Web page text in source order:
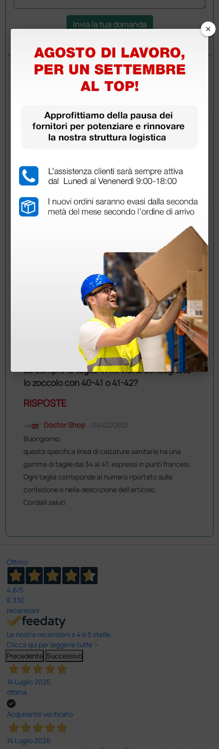
Invia la tua domanda
DOMANDE/RISPOSTE
se scegliere il numero abituale o no. Grazie
in anticipo
Doctor Shop- 19/06/2024
Buongiorno,
Questi zoccoli hanno una calzata regolare.
condizioni per il reso e / o la sostituzione
dell'articolo in questione. Per maggiori
informazioni può direttamente contattarci al
numero verde 800 911 560.
Un cordiale saluto.
se compro la taglia 41 mi viene consegnato
lo zoccolo con 40-41 o 41-42?
RISPOSTE
Doctor Shop- 04/02/2021
Buongiorno,
questa specifica linea di calzature sanitarie ha una
gamma di taglie dal 34 al 47, espressi in punti francesi.
Ogni taglia corrisponde al numero riportato sulla
confezione e nella descrizione dell'articolo.
Cordiali saluti
Ottimo
4,6/5
8.330
recensioni
Le nostre recensioni a 4 e 5 stelle.
Clicca qui per leggerle tutte >
Precedente Successivo
14 Luglio 2026
ottima
Acquirente verificato
14 Luglio 2026
×